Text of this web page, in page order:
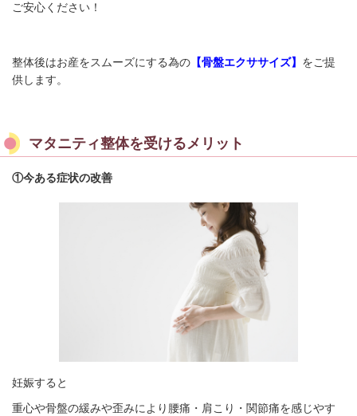
ご安心ください！
整体後はお産をスムーズにする為の 【骨盤エクササイズ】 をご提
供します。
マタニティ整体を受けるメリット
①今ある症状の改善
妊娠すると
重心や骨盤の緩みや歪みにより腰痛・肩こり・関節痛を感じやす